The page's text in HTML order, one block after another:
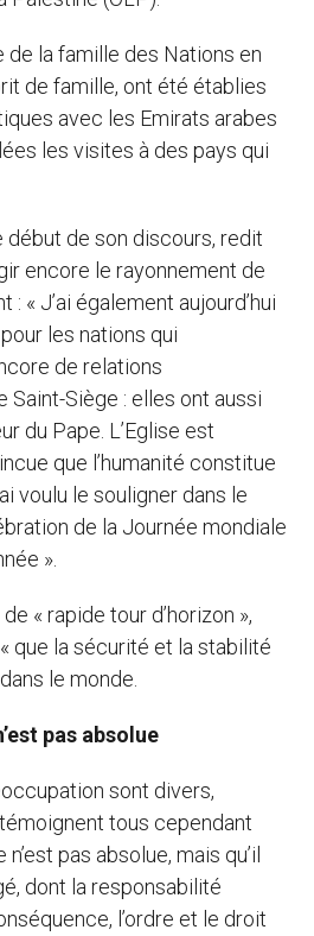
de la famille des Nations en
de famille, ont été établies
avec les Emirats arabes
les visites à des pays qui
début de son discours, redit
encore le rayonnement de
« J’ai également aujourd’hui
les nations qui
de relations
Saint-Siège : elles ont aussi
du Pape. L’Eglise est
que l’humanité constitue
voulu le souligner dans le
de la Journée mondiale
».
« rapide tour d’horizon »,
que la sécurité et la stabilité
le monde.
pas absolue
sont divers,
tous cependant
pas absolue, mais qu’il
dont la responsabilité
l’ordre et le droit